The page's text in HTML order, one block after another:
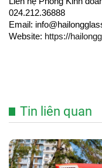
024.212.36888
Email:
Website: https://
Tin liên quan